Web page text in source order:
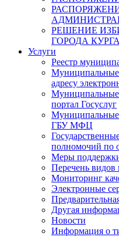
РЕШЕНИЕ
ГОРОДА
Услуги
Реестр
Муниципальные
адресу
Муниципальные
портал Госуслуг
Муниципальные
ГБУ МФЦ
полномочий по
Меры
Перечень видов
Мониторинг
Электронные
Другая
Новости
Информация о